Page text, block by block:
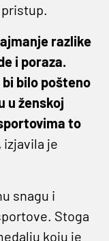
razlike
i poraza.
bi bilo pošteno
u ženskoj
to
izjavila je
snagu i
Stoga
koju je